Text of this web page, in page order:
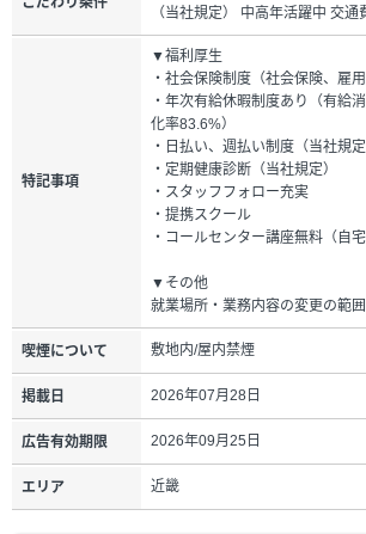
（当社規定） 中高年活躍中 交
特記事項
▼福利厚生
・社会保険制度（社会保険、雇用
・年次有給休暇制度あり（有給
化率83.6%）
・日払い、週払い制度（当社規定
・定期健康診断（当社規定）
・スタッフフォロー充実
・提携スクール
・コールセンター講座無料（自
▼その他
就業場所・業務内容の変更の範
喫煙について 敷地内/屋内禁煙
掲載日 2026年07月28日
広告有効期限 2026年09月25日
エリア 近畿